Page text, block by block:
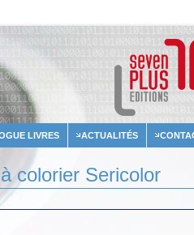
LIVRES ACTUALITÉS
colorier Sericolor